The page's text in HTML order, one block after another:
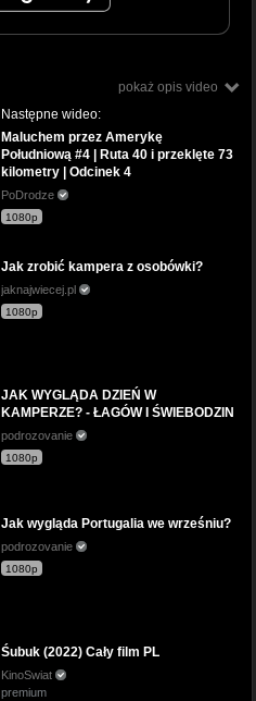
pokaż opis video
Następne wideo:
Maluchem przez Amerykę
Południową #4 | Ruta 40 i przeklęte 73
kilometry | Odcinek 4
PoDrodze
1080p
Jak zrobić kampera z osobówki?
jaknajwiecej.pl
1080p
JAK WYGLĄDA DZIEŃ W
KAMPERZE? - ŁAGÓW I ŚWIEBODZIN
podrozovanie
1080p
Jak wygląda Portugalia we wrześniu?
podrozovanie
1080p
Śubuk (2022) Cały film PL
KinoSwiat
premium